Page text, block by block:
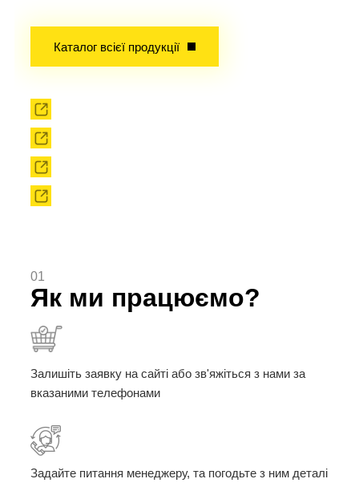
Каталог всієї продукції
01
Як ми працюємо?
Залишіть заявку на сайті або зв'яжіться з нами за
вказаними телефонами
Задайте питання менеджеру, та погодьте з ним деталі